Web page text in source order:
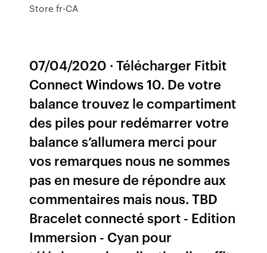
Store fr-CA
07/04/2020 · Télécharger Fitbit
Connect Windows 10. De votre
balance trouvez le compartiment
des piles pour redémarrer votre
balance s’allumera merci pour
vos remarques nous ne sommes
pas en mesure de répondre aux
commentaires mais nous. TBD
Bracelet connecté sport - Edition
Immersion - Cyan pour